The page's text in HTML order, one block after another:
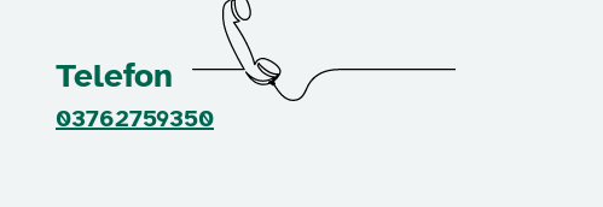
Telefon
03762759350